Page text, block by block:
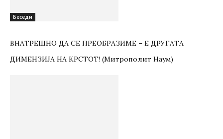
Беседи
ВНАТРЕШНО ДА СЕ ПРЕОБРАЗИМЕ – Е ДРУГАТА
ДИМЕНЗИЈА НА КРСТОТ! (Митрополит Наум)